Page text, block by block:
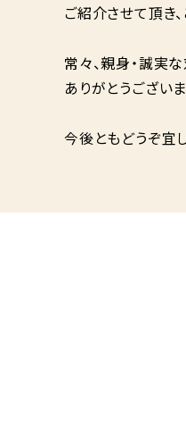
ご紹介させて頂き
常々、親身・誠実
ありがとうございま
今後ともどうぞ宜